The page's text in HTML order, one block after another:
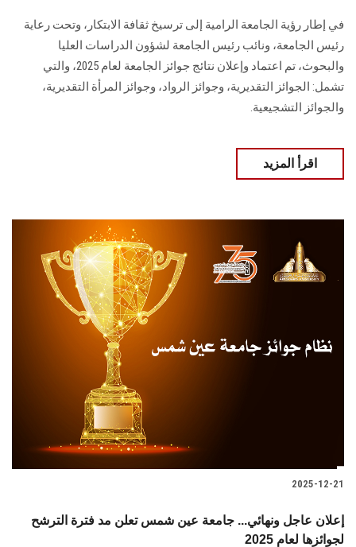
سجل الان
في إطار رؤية الجامعة الرامية إلى ترسيخ ثقافة الابتكار، وتحت رعاية
رئيس الجامعة، ونائب رئيس الجامعة لشؤون الدراسات العليا
والبحوث، تم اعتماد وإعلان نتائج جوائز الجامعة لعام 2025، والتي
تشمل: الجوائز التقديرية، وجوائز الرواد، وجوائز المرأة التقديرية،
والجوائز التشجيعية.
اقرأ المزيد
2025-12-21
إعلان عاجل ونهائي... جامعة عين شمس تعلن مد فترة الترشح
لجوائزها لعام 2025